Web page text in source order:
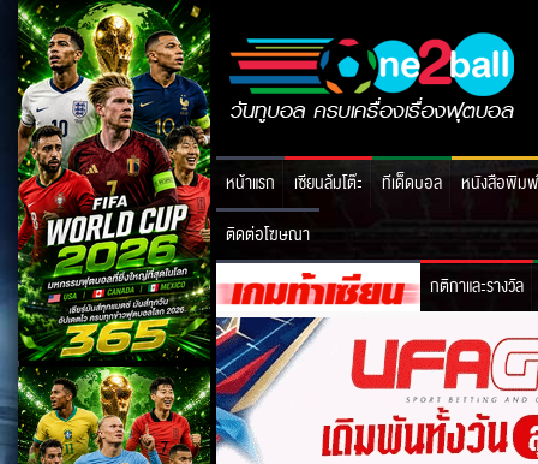
หน้าแรก เซียนล้มโต๊ะ ทีเด็ดบอล
หนังสือพิมพ์
ติดต่อโฆษณา
กติกาและรางวัล